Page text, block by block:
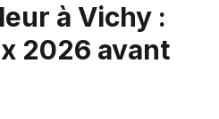
à Vichy :
2026 avant